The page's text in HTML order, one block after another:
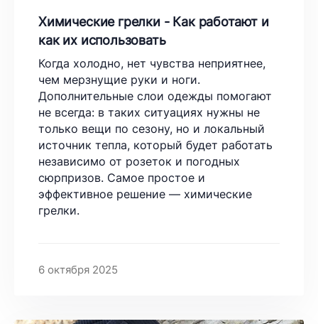
Химические грелки - Как работают и
как их использовать
Когда холодно, нет чувства неприятнее,
чем мерзнущие руки и ноги.
Дополнительные слои одежды помогают
не всегда: в таких ситуациях нужны не
только вещи по сезону, но и локальный
источник тепла, который будет работать
независимо от розеток и погодных
сюрпризов. Самое простое и
эффективное решение — химические
грелки.
6 октября 2025